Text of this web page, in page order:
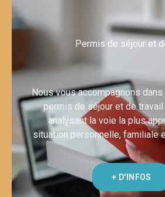
Permis de séjour et
Nous vous accompagnons
permis de séjour et de travail
analysant la voie la plus
situation personnelle, familiale
+ D'INFOS